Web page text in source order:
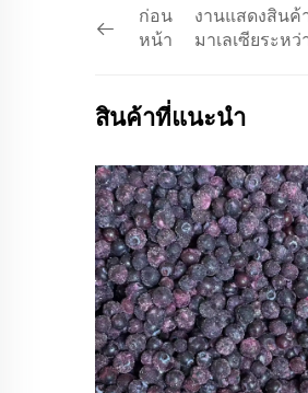
ก่อน
หน้า
งานแสดงสินค้
มาเลเซียระห
สินค้าที่แนะนำ